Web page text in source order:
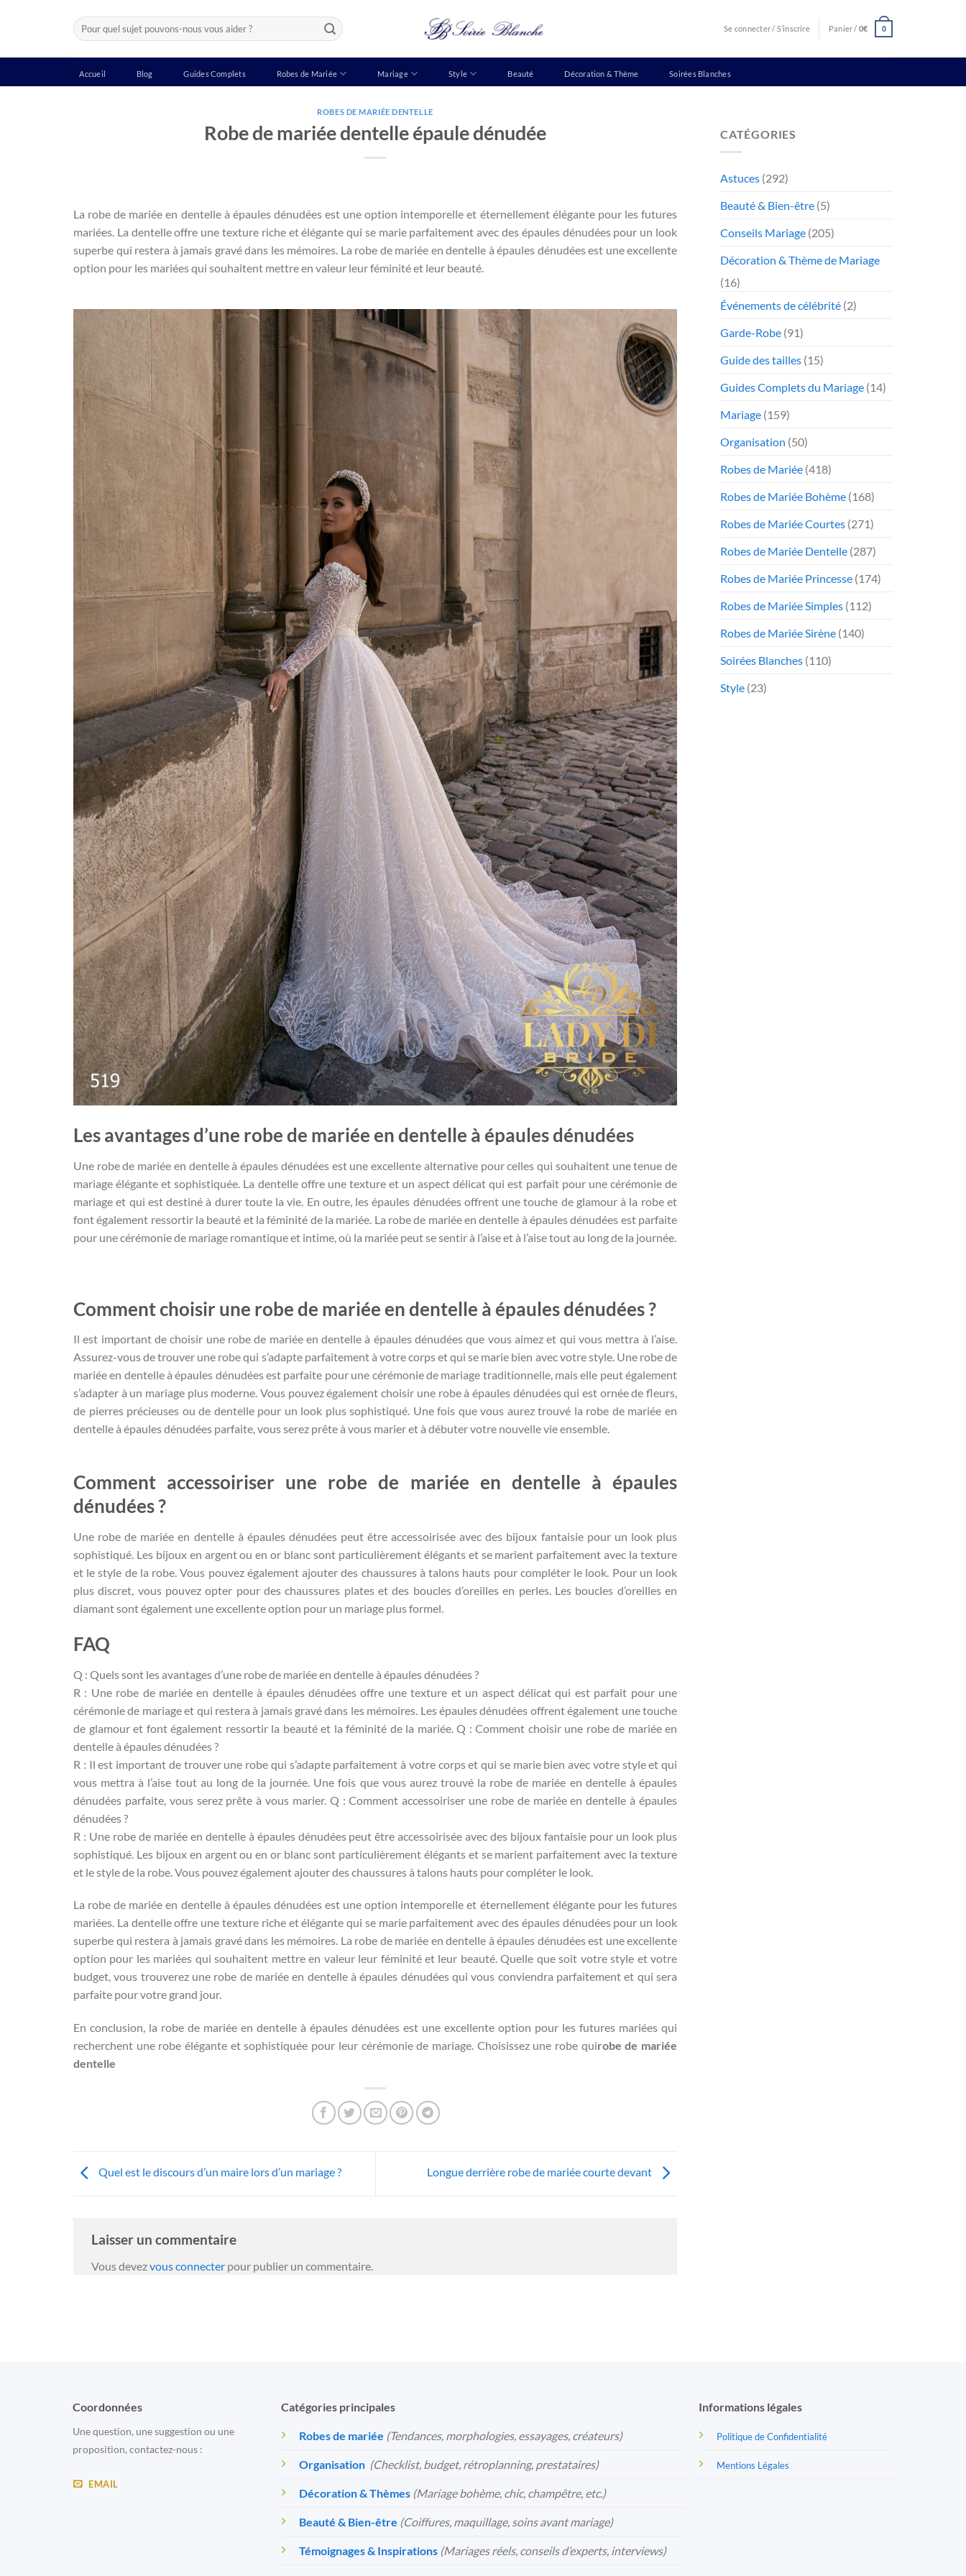
Recherche
pour :
Se connecter / S’inscrire Panier / 0€ 0
Accueil Blog Guides Complets Robes de Mariée Mariage Style Beauté Décoration & Thème Soirées Blanches
ROBES DE MARIÉE DENTELLE
Robe de mariée dentelle épaule dénudée
La robe de mariée en dentelle à épaules dénudées est une option intemporelle et éternellement élégante pour les futures
mariées. La dentelle offre une texture riche et élégante qui se marie parfaitement avec des épaules dénudées pour un look
superbe qui restera à jamais gravé dans les mémoires. La robe de mariée en dentelle à épaules dénudées est une excellente
option pour les mariées qui souhaitent mettre en valeur leur féminité et leur beauté.
Les avantages d’une robe de mariée en dentelle à épaules dénudées
Une robe de mariée en dentelle à épaules dénudées est une excellente alternative pour celles qui souhaitent une tenue de
mariage élégante et sophistiquée. La dentelle offre une texture et un aspect délicat qui est parfait pour une cérémonie de
mariage et qui est destiné à durer toute la vie. En outre, les épaules dénudées offrent une touche de glamour à la robe et
font également ressortir la beauté et la féminité de la mariée. La robe de mariée en dentelle à épaules dénudées est parfaite
pour une cérémonie de mariage romantique et intime, où la mariée peut se sentir à l’aise et à l’aise tout au long de la journée.
Comment choisir une robe de mariée en dentelle à épaules dénudées ?
Il est important de choisir une robe de mariée en dentelle à épaules dénudées que vous aimez et qui vous mettra à l’aise.
Assurez-vous de trouver une robe qui s’adapte parfaitement à votre corps et qui se marie bien avec votre style. Une robe de
mariée en dentelle à épaules dénudées est parfaite pour une cérémonie de mariage traditionnelle, mais elle peut également
s’adapter à un mariage plus moderne. Vous pouvez également choisir une robe à épaules dénudées qui est ornée de fleurs,
de pierres précieuses ou de dentelle pour un look plus sophistiqué. Une fois que vous aurez trouvé la robe de mariée en
dentelle à épaules dénudées parfaite, vous serez prête à vous marier et à débuter votre nouvelle vie ensemble.
Comment accessoiriser une robe de mariée en dentelle à épaules
dénudées ?
Une robe de mariée en dentelle à épaules dénudées peut être accessoirisée avec des bijoux fantaisie pour un look plus
sophistiqué. Les bijoux en argent ou en or blanc sont particulièrement élégants et se marient parfaitement avec la texture
et le style de la robe. Vous pouvez également ajouter des chaussures à talons hauts pour compléter le look. Pour un look
plus discret, vous pouvez opter pour des chaussures plates et des boucles d’oreilles en perles. Les boucles d’oreilles en
diamant sont également une excellente option pour un mariage plus formel.
FAQ
Q : Quels sont les avantages d’une robe de mariée en dentelle à épaules dénudées ?
R : Une robe de mariée en dentelle à épaules dénudées offre une texture et un aspect délicat qui est parfait pour une
cérémonie de mariage et qui restera à jamais gravé dans les mémoires. Les épaules dénudées offrent également une touche
de glamour et font également ressortir la beauté et la féminité de la mariée. Q : Comment choisir une robe de mariée en
dentelle à épaules dénudées ?
R : Il est important de trouver une robe qui s’adapte parfaitement à votre corps et qui se marie bien avec votre style et qui
vous mettra à l’aise tout au long de la journée. Une fois que vous aurez trouvé la robe de mariée en dentelle à épaules
dénudées parfaite, vous serez prête à vous marier. Q : Comment accessoiriser une robe de mariée en dentelle à épaules
dénudées ?
R : Une robe de mariée en dentelle à épaules dénudées peut être accessoirisée avec des bijoux fantaisie pour un look plus
sophistiqué. Les bijoux en argent ou en or blanc sont particulièrement élégants et se marient parfaitement avec la texture
et le style de la robe. Vous pouvez également ajouter des chaussures à talons hauts pour compléter le look.
La robe de mariée en dentelle à épaules dénudées est une option intemporelle et éternellement élégante pour les futures
mariées. La dentelle offre une texture riche et élégante qui se marie parfaitement avec des épaules dénudées pour un look
superbe qui restera à jamais gravé dans les mémoires. La robe de mariée en dentelle à épaules dénudées est une excellente
option pour les mariées qui souhaitent mettre en valeur leur féminité et leur beauté. Quelle que soit votre style et votre
budget, vous trouverez une robe de mariée en dentelle à épaules dénudées qui vous conviendra parfaitement et qui sera
parfaite pour votre grand jour.
En conclusion, la robe de mariée en dentelle à épaules dénudées est une excellente option pour les futures mariées qui
recherchent une robe élégante et sophistiquée pour leur cérémonie de mariage. Choisissez une robe quirobe de mariée
dentelle
Quel est le discours d’un maire lors d’un mariage ? Longue derrière robe de mariée courte devant
Laisser un commentaire
Vous devezvous connecter pour publier un commentaire.
CATÉGORIES
Astuces (292)
Beauté & Bien-être (5)
Conseils Mariage (205)
Décoration & Thème de Mariage
(16)
Événements de célébrité (2)
Garde-Robe (91)
Guide des tailles (15)
Guides Complets du Mariage (14)
Mariage (159)
Organisation (50)
Robes de Mariée (418)
Robes de Mariée Bohème (168)
Robes de Mariée Courtes (271)
Robes de Mariée Dentelle (287)
Robes de Mariée Princesse (174)
Robes de Mariée Simples (112)
Robes de Mariée Sirène (140)
Soirées Blanches (110)
Style (23)
Coordonnées
Une question, une suggestion ou une
proposition, contactez-nous :
EMAIL
Catégories principales
Robes de mariée (Tendances, morphologies, essayages, créateurs)
Organisation (Checklist, budget, rétroplanning, prestataires)
Décoration & Thèmes (Mariage bohème, chic, champêtre, etc.)
Beauté & Bien-être (Coiffures, maquillage, soins avant mariage)
Témoignages & Inspirations (Mariages réels, conseils d’experts, interviews)
Informations légales
Politique de Confidentialité
Mentions Légales